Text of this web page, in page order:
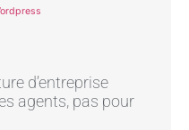
d’entreprise
agents, pas pour